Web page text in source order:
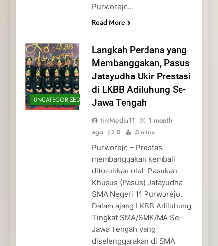
Purworejo…
Read More
UNCATEGORIZED
Langkah Perdana yang
Membanggakan, Pasus
Jatayudha Ukir Prestasi
di LKBB Adiluhung Se-
Jawa Tengah
timMedia11
1 month
ago
0 5 mins
Purworejo – Prestasi
membanggakan kembali
ditorehkan oleh Pasukan
Khusus (Pasus) Jatayudha
SMA Negeri 11 Purworejo.
Dalam ajang LKBB Adiluhung
Tingkat SMA/SMK/MA Se-
Jawa Tengah yang
diselenggarakan di SMA